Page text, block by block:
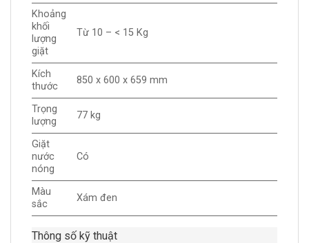
Khoảng
khối
lượng
giặt
Từ 10 – < 15 Kg
Kích
thước
850 x 600 x 659 mm
Trọng
lượng
77 kg
Giặt
nước
nóng
Có
Màu
sắc
Xám đen
Thông số kỹ thuật